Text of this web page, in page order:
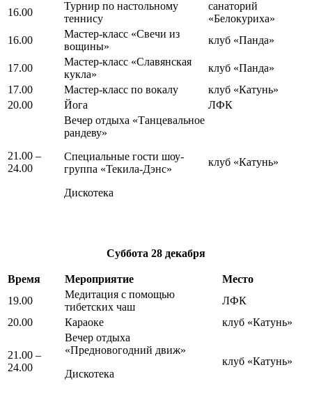
16.00
Турнир по настольному
теннису
санаторий
«Белокуриха»
16.00
Мастер-класс «Свечи из
вощины»
клуб «Панда»
17.00
Мастер-класс «Славянская
кукла»
клуб «Панда»
17.00
Мастер-класс по вокалу
клуб «Катунь»
20.00
Йога ЛФК
21.00 –
24.00
Вечер отдыха «Танцевальное
рандеву»
Специальные гости шоу-
группа «Текила-Дэнс»
Дискотека
клуб «Катунь»
Суббота 28 декабря
Время Мероприятие
Место
19.00
Медитация с помощью
тибетских чаш
ЛФК
20.00
Караоке клуб «Катунь»
21.00 –
24.00
Вечер отдыха
«Предновогодний движ»
Дискотека
клуб «Катунь»